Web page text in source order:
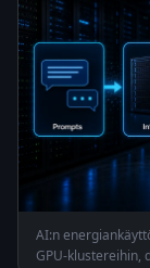
AI:n
GPU-klustereihin,